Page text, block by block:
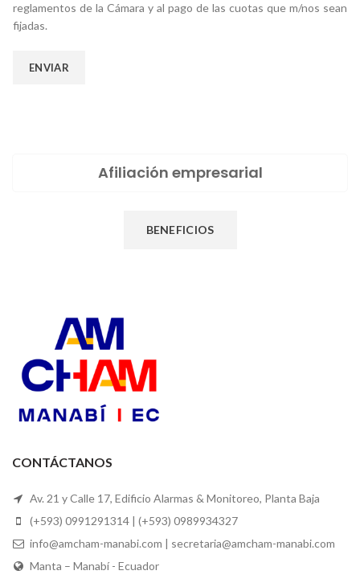
reglamentos de la Cámara y al pago de las cuotas que m/nos sean
fijadas.
Afiliación empresarial
BENEFICIOS
CONTÁCTANOS
Av. 21 y Calle 17, Edificio Alarmas & Monitoreo, Planta Baja
(+593) 0991291314 | (+593) 0989934327
info@amcham-manabi.com | secretaria@amcham-manabi.com
Manta – Manabí - Ecuador